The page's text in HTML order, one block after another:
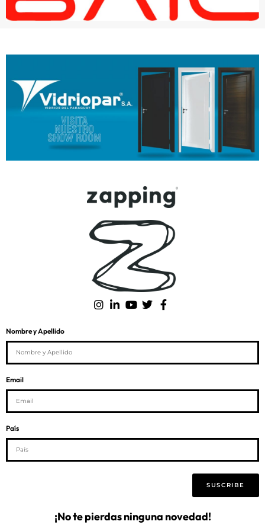
Nombre y Apellido
Email
País
SUSCRIBE
¡No te pierdas ninguna novedad!